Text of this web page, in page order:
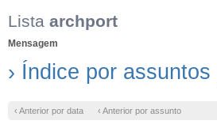
Lista archport
Mensagem
› Índice por assuntos
‹ Anterior por data ‹ Anterior por assunto